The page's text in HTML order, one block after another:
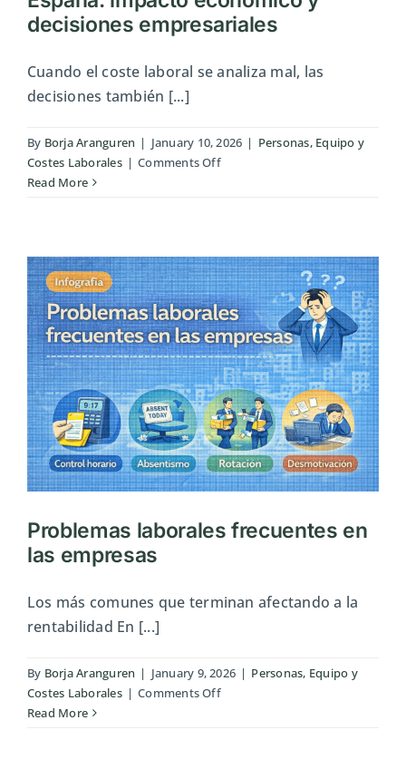
decisiones empresariales
Cuando el coste laboral se analiza mal, las
decisiones también [...]
By Borja Aranguren | January 10, 2026 | Personas, Equipo y
Costes Laborales | Comments Offon
trabajador
en
España:
impacto
económico
y
decisiones
empresariales
Read More
Problemas laborales frecuentes en
las empresas
Los más comunes que terminan afectando a la
rentabilidad En [...]
By Borja Aranguren | January 9, 2026 | Personas, Equipo y
Costes Laborales | Comments Offon
Read More